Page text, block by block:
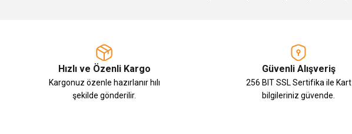
Hızlı ve Özenli Kargo
Kargonuz özenle hazırlanır hılı
şekilde gönderilir.
Güvenli Alışveriş
256 BIT SSL Sertifika ile Kart
bilgileriniz güvende.